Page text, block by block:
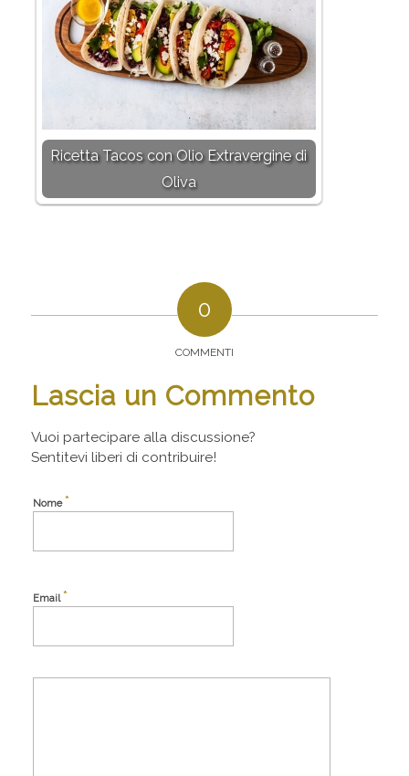
Ricetta Tacos con Olio Extravergine di
Oliva
0
COMMENTI
Lascia un Commento
Vuoi partecipare alla discussione?
Sentitevi liberi di contribuire!
Nome*
Email*